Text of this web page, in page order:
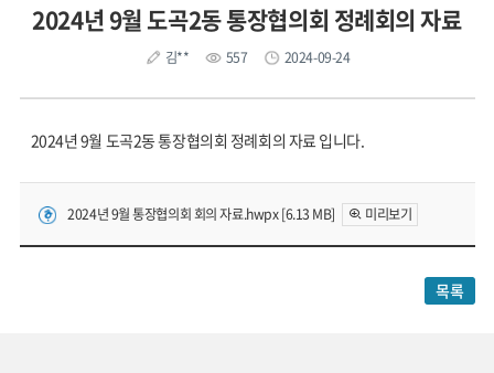
2024년 9월 도곡2동 통장협의회 정례회의 자료
김** 557 2024-09-24
2024년 9월 도곡2동 통장협의회 정례회의 자료 입니다.
2024년 9월 통장협의회 회의 자료.hwpx [6.13 MB] 미리보기
목록